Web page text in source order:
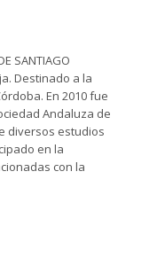
SANTIAGO
Destinado a la
En 2010 fue
Andaluza de
diversos estudios
en la
con la